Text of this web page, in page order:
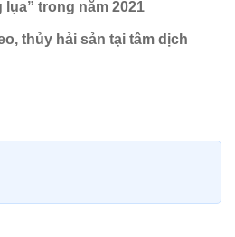
trong năm 2021
thủy hải sản tại tâm dịch